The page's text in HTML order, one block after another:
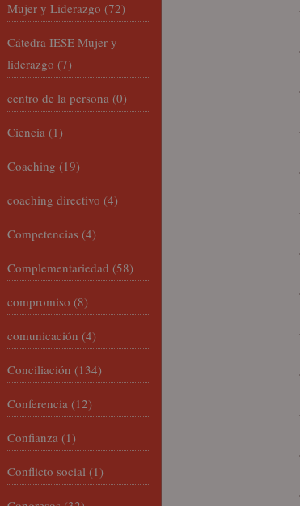
Mujer y Liderazgo (72)
Cátedra IESE Mujer y
liderazgo (7)
centro de la persona (0)
Ciencia (1)
Coaching (19)
coaching directivo (4)
Competencias (4)
Complementariedad (58)
compromiso (8)
comunicación (4)
Conciliación (134)
Conferencia (12)
Confianza (1)
Conflicto social (1)